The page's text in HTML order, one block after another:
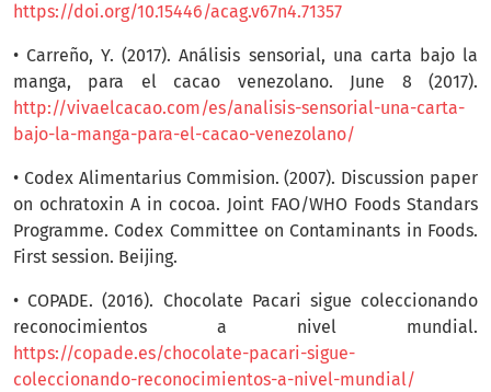
https://doi.org/10.15446/acag.v67n4.71357
• Carreño, Y. (2017). Análisis sensorial, una carta bajo la
manga, para el cacao venezolano. June 8 (2017).
http://vivaelcacao.com/es/analisis-sensorial-una-carta-
bajo-la-manga-para-el-cacao-venezolano/
• Codex Alimentarius Commision. (2007). Discussion paper
on ochratoxin A in cocoa. Joint FAO/WHO Foods Standars
Programme. Codex Committee on Contaminants in Foods.
First session. Beijing.
• COPADE. (2016). Chocolate Pacari sigue coleccionando
reconocimientos a nivel mundial.
https://copade.es/chocolate-pacari-sigue-
coleccionando-reconocimientos-a-nivel-mundial/